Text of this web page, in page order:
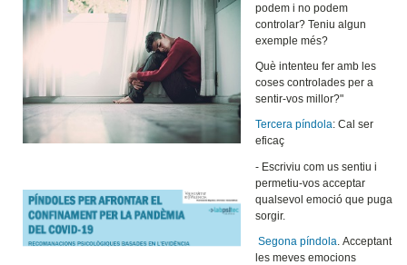
podem i no podem
controlar? Teniu algun
exemple més?
Què intenteu fer amb les
coses controlades per a
sentir-vos millor?"
Tercera píndola: Cal ser
eficaç
- Escriviu com us sentiu i
permetiu-vos acceptar
qualsevol emoció que puga
sorgir.
Segona píndola . Acceptant
les meves emocions